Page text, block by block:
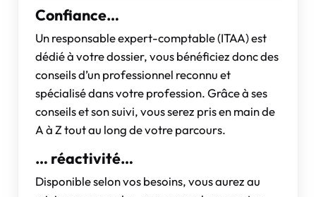
Confiance…
Un responsable expert-comptable (ITAA) est
dédié à votre dossier, vous bénéficiez donc des
conseils d’un professionnel reconnu et
spécialisé dans votre profession. Grâce à ses
conseils et son suivi, vous serez pris en main de
A à Z tout au long de votre parcours.
… réactivité…
Disponible selon vos besoins, vous aurez au